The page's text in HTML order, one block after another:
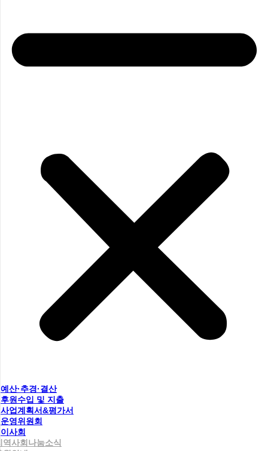
예산·추경·결산
후원수입 및 지출
사업계획서&평가서
운영위원회
이사회
역사회나눔소식